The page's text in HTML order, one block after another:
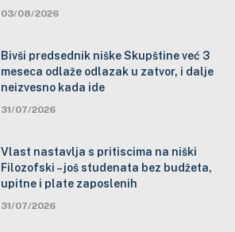
03/08/2026
Bivši predsednik niške Skupštine već 3
meseca odlaže odlazak u zatvor, i dalje
neizvesno kada ide
31/07/2026
Vlast nastavlja s pritiscima na niški
Filozofski – još studenata bez budžeta,
upitne i plate zaposlenih
31/07/2026